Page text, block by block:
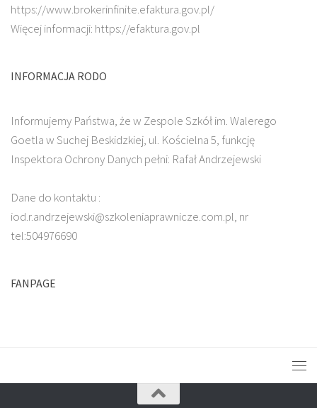
https://www.brokerinfinite.efaktura.gov.pl/
Więcej informacji: https://efaktura.gov.pl
INFORMACJA RODO
Informujemy Państwa, że w Zespole Szkół im. Walerego
Goetla w Suchej Beskidzkiej, ul. Kościelna 5, funkcję
Inspektora Ochrony Danych pełni: Rafał Andrzejewski
Dane do kontaktu :
iod.r.andrzejewski@szkoleniaprawnicze.com.pl, nr
tel:504976690
FANPAGE